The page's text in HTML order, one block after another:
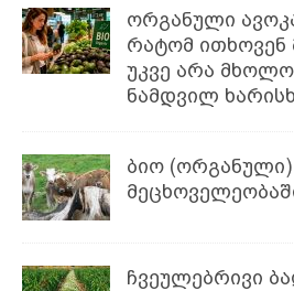
ორგანული
რატომ ითხოვენ
უკვე არა
ნამდვილ
ბიო
ჩვეულებრივი